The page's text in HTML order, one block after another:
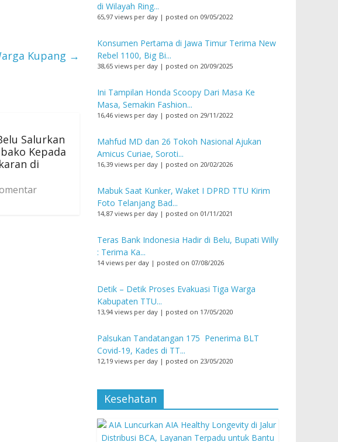
Kupang →
Salurkan
Kepada
di
di Wilayah Ring...
65,97 views per day | posted on 09/05/2022
Konsumen Pertama di Jawa Timur Terima New
Rebel 1100, Big Bi...
38,65 views per day | posted on 20/09/2025
Ini Tampilan Honda Scoopy Dari Masa Ke
Masa, Semakin Fashion...
16,46 views per day | posted on 29/11/2022
Mahfud MD dan 26 Tokoh Nasional Ajukan
Amicus Curiae, Soroti...
16,39 views per day | posted on 20/02/2026
Mabuk Saat Kunker, Waket I DPRD TTU Kirim
Foto Telanjang Bad...
14,87 views per day | posted on 01/11/2021
Teras Bank Indonesia Hadir di Belu, Bupati Willy
: Terima Ka...
14 views per day | posted on 07/08/2026
Detik – Detik Proses Evakuasi Tiga Warga
Kabupaten TTU...
13,94 views per day | posted on 17/05/2020
Palsukan Tandatangan 175 Penerima BLT
Covid-19, Kades di TT...
12,19 views per day | posted on 23/05/2020
Kesehatan